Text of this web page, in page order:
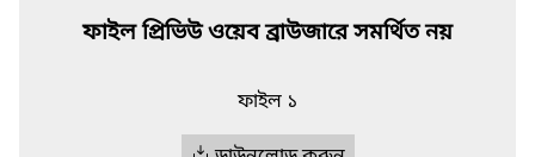
ফাইল প্রিভিউ ওয়েব ব্রাউজারে সমর্থিত নয়
ফাইল ১